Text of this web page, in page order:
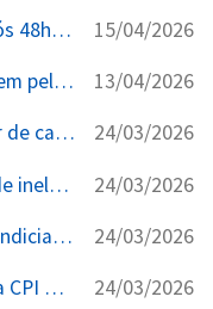
Ramagem liberado pelo ICE após 48h — sem deportação 15/04/2026
Detenção de Alexandre Ramagem pelo ICE em Orlando 13/04/2026
Gilmar Mendes ameaça senador de cassação em discurso oficial na 2ª Turma do STF e acusa relator da CPI de ter 'colegas milicianos' 24/03/2026
Dias Tofoli ameaça senadores de inelegibilidade em sessão oficial do STF por terem pedido seu indiciamento 24/03/2026
CPI do Crime Organizado pede indiciamento de Tofoli, Alexandre de Moraes, Gilmar Mendes e Paulo Gonet por crimes de responsabilidade 24/03/2026
Governo Lula troca membros da CPI do Crime Organizado no dia da votação do relatório para garantir sua rejeição 24/03/2026